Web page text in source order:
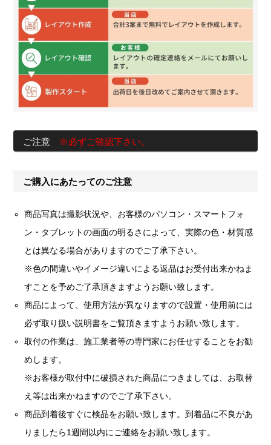
ご注意 ※必ずご確認下さい。
ご購入にあたってのご注意
商品写真は撮影状況や、お客様のパソコン・スマートフォ
ン・タブレットの画面の明るさによって、実際の色・材質感
とは異なる場合がありますのでご了承下さい。
※色の間違いやイメージ違いによる返品はお受付出来かねま
すことを予めご了承頂きますようお願い致します。
商品によって、使用方法が異なりますので設置・使用前には
必ず取り扱い説明書をご覧頂きますようお願い致します。
取付の作業は、施工業者等の専門家にお任せすることをお勧
めします。
※お客様が取付中に破損された商品につきましては、お取替
え等は出来かねますのでご了承下さい。
商品到着後すぐに検品をお願い致します。到着品に不良があ
りましたら1週間以内にご連絡をお願い致します。